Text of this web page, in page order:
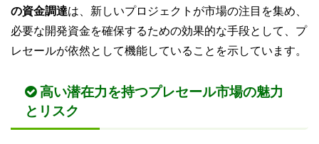
の資金調達は、新しいプロジェクトが市場の注目を集め、
必要な開発資金を確保するための効果的な手段として、プ
レセールが依然として機能していることを示しています。
高い潜在力を持つプレセール市場の魅力
とリスク